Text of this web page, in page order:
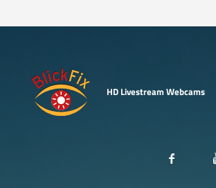
HD Livestream Webcams